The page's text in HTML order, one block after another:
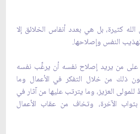
كثيرة، بل هي بعدد أنفاس الخلائق إلا
النفس وإصلاحها.
على من يريد إصلاح نفسه أن يرغِّب نفسه
ذلك من خلال التفكر في الأعمال وما
العزيز، وما يترتب عليها من آثار في
الآخرة، وتخاف من عقاب الأعمال